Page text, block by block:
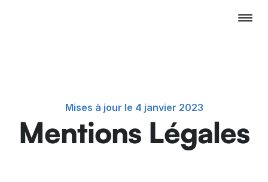
Mises à jour le 4 janvier 2023
Mentions Légales